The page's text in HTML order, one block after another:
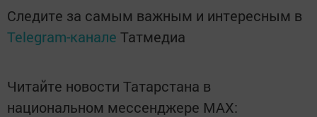
Следите за самым важным и интересным в
Telegram-канале Татмедиа
Читайте новости Татарстана в
национальном мессенджере MАХ: